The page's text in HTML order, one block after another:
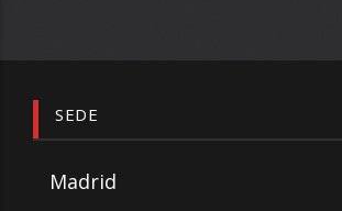
SEDE
Madrid